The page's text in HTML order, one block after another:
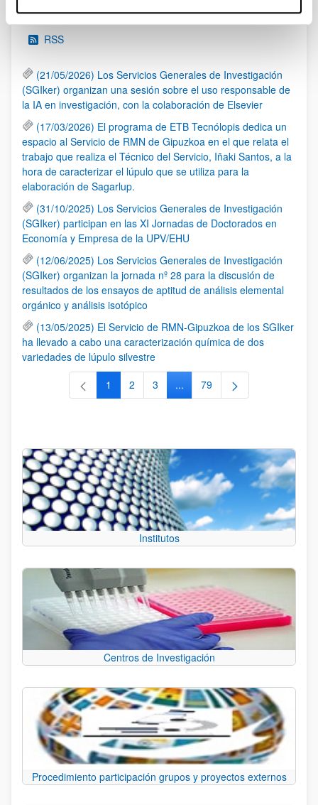
Noticias
RSS
(21/05/2026) Los Servicios Generales de Investigación
(SGIker) organizan una sesión sobre el uso responsable de
la IA en investigación, con la colaboración de Elsevier
(17/03/2026) El programa de ETB Tecnólopis dedica un
espacio al Servicio de RMN de Gipuzkoa en el que relata el
trabajo que realiza el Técnico del Servicio, Iñaki Santos, a la
hora de caracterizar el lúpulo que se utiliza para la
elaboración de Sagarlup.
(31/10/2025) Los Servicios Generales de Investigación
(SGIker) participan en las XI Jornadas de Doctorados en
Economía y Empresa de la UPV/EHU
(12/06/2025) Los Servicios Generales de Investigación
(SGIker) organizan la jornada nº 28 para la discusión de
resultados de los ensayos de aptitud de análisis elemental
orgánico y análisis isotópico
(13/05/2025) El Servicio de RMN-Gipuzkoa de los SGIker
ha llevado a cabo una caracterización química de dos
variedades de lúpulo silvestre
Página
1 Página
2 Página
3 ...Páginas intermedias Use TAB
Página
79
Institutos
Centros de Investigación
Procedimiento participación grupos y proyectos externos